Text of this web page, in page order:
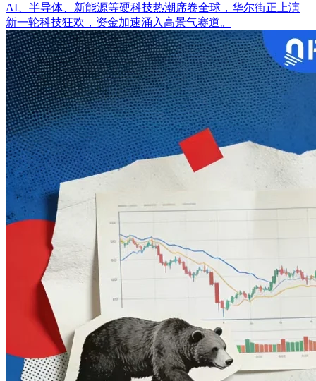
AI、半导体、新能源等硬科技热潮席卷全球，华尔街正上演
新一轮科技狂欢，资金加速涌入高景气赛道。